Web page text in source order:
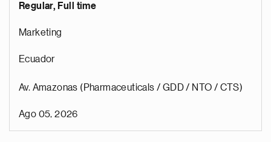
Regular, Full time
Marketing
Ecuador
Av. Amazonas (Pharmaceuticals / GDD / NTO / CTS)
Ago 05, 2026